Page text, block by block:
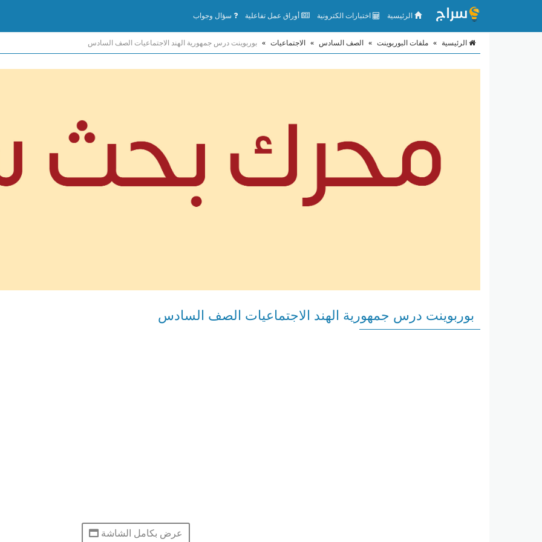
الرئيسية اختبارات الكترونية أوراق عمل تفاعلية سؤال وجواب
الرئيسية » ملفات البوربوينت » الصف السادس » الاجتماعيات » بوربوينت درس جمهورية الهند الاجتماعيات الصف السادس
بوربوينت درس جمهورية الهند الاجتماعيات الصف السادس
عرض بكامل الشاشة